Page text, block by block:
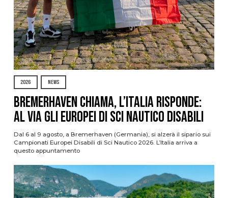
2026 NEWS
Bremerhaven chiama, l’Italia risponde:
al via gli Europei di Sci Nautico Disabili
Dal 6 al 9 agosto, a Bremerhaven (Germania), si alzerà il sipario sui
Campionati Europei Disabili di Sci Nautico 2026. L’Italia arriva a
questo appuntamento